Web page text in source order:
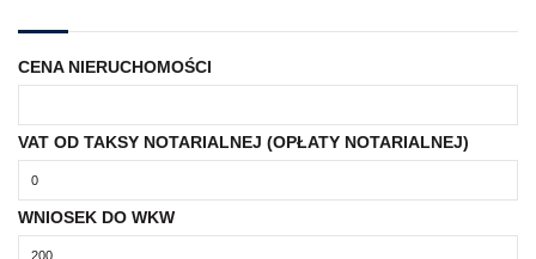
CENA NIERUCHOMOŚCI
VAT OD TAKSY NOTARIALNEJ (OPŁATY NOTARIALNEJ)
WNIOSEK DO WKW